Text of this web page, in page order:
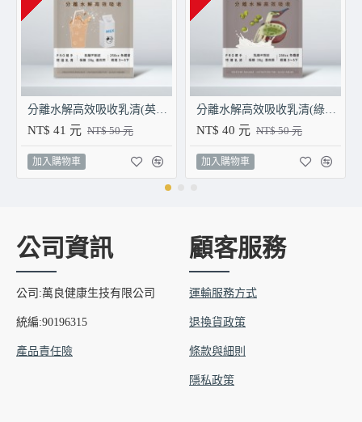
分離水解高效吸收乳清(英式奶茶/包)
NT$ 41 元 NT$ 50 元
加入購物車
分離水解高效吸收乳清(綠豆沙牛奶/包)
NT$ 40 元 NT$ 50 元
加入購物車
公司資訊
公司:萬良健康生技有限公司
統編:90196315
產品責任險
顧客服務
運輸服務方式
退換貨政策
條款與細則
隱私政策